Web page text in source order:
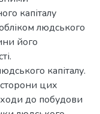
капіталу
людського
його
капіталу.
сторони цих
до побудови